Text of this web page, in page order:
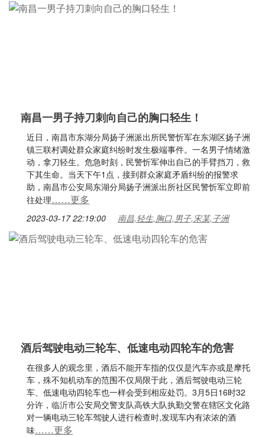
南昌一男子持刀刺向自己的胸口轻生！
近日，南昌市东湖分局扬子洲派出所民警忻军在东湖区扬子洲
镇三联村调处群众家庭纠纷时发生极端事件。一名男子情绪激
动，拿刀轻生。危急时刻，民警忻军伸出自己的手臂挡刀，救
下其生命。当天下午1点，接到群众家庭矛盾纠纷的报警求
助，南昌市公安局东湖分局扬子洲派出所社区民警忻军立即前
往处理……更多
2023-03-17 22:19:00 南昌,轻生,胸口,男子,宋某,子洲
酒后驾驶电动三轮车、低速电动四轮车的危害
在很多人的观念里，酒后不能开车指的仅仅是汽车亦或是摩托
车，殊不知机动车的范围不仅局限于此，酒后驾驶电动三轮
车、低速电动四轮车也一样会受到相应处罚。3月5日16时32
分许，临沂市公安局交警支队高铁大队执勤交警在辖区文化路
对一辆电动三轮车驾驶人进行检查时,发现车内有浓浓的酒
味……更多